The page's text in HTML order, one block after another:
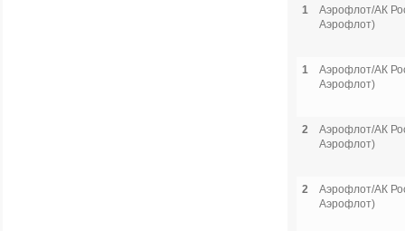
1
Аэрофлот/АК
Аэрофлот)
1
Аэрофлот/АК
Аэрофлот)
2
Аэрофлот/АК
Аэрофлот)
2
Аэрофлот/АК
Аэрофлот)